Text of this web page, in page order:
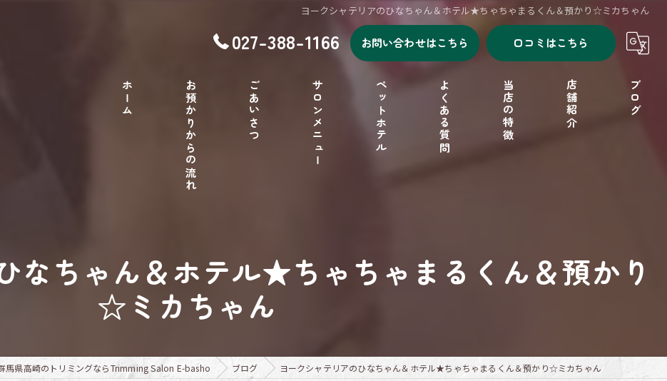
ヨークシャテリアのひなちゃん＆ホテル★ちゃちゃまるくん＆預かり☆ミカちゃん
027-388-1166 お問い合わせはこちら 口コミはこちら
ホーム お預かりからの流れ ごあいさつ サロンメニュー ペットホテル よくある質問 当店の特徴
フリーゲージ
店舗紹介 ブログ
なちゃん＆ホテル★ちゃちゃまるくん＆預かり
☆ミカちゃん
馬県高崎のトリミングならTrimming Salon E-basho ブログ ヨークシャテリアのひなちゃん＆ホテル★ちゃちゃまるくん＆預かり☆ミカちゃん